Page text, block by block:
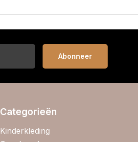
Abonneer
Categorieën
Kinderkleding